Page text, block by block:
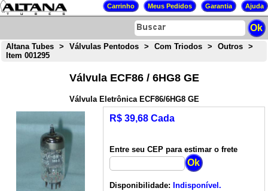
Altana Tubes > Válvulas Pentodos > Com Triodos > Outros
>
Item 001295
Válvula ECF86 / 6HG8 GE
Válvula Eletrônica ECF86/6HG8 GE
R$ 39,68 Cada
Entre seu CEP para estimar o frete
Disponibilidade: Indisponível.